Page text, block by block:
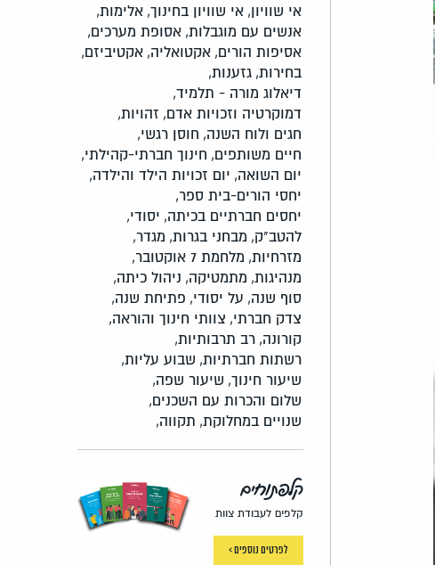
אי שוויון, אי שוויון בחינוך, אלימות,
אנשים עם מוגבלות, אסופת מערכים,
אסיפות הורים, אקטואליה, אקטיביזם,
בחירות, גזענות,
דיאלוג מורה - תלמיד,
דמוקרטיה וזכויות אדם, זהויות,
חגים ולוח השנה, חוסן רגשי,
חיים משותפים, חינוך חברתי-קהילתי,
יום השואה, יום זכויות הילד והילדה,
יחסי הורים-בית ספר,
יחסים חברתיים בכיתה, יסודי,
להטב"ק, מבחני בגרות, מגדר,
מזרחיות, מלחמת 7 אוקטובר,
מנהיגות, מתמטיקה, ניהול כיתה,
סוף שנה, על יסודי, פתיחת שנה,
צדק חברתי, צוותי חינוך והוראה,
קורונה, רב תרבותיות,
רשתות חברתיות, שבוע עליות,
שיעור חינוך, שיעור שפה,
שלום והכרות עם השכנים,
שנויים במחלוקת, תקווה,
קלפתוחים
קלפים לעבודת צוות
לפרטים נוספים >